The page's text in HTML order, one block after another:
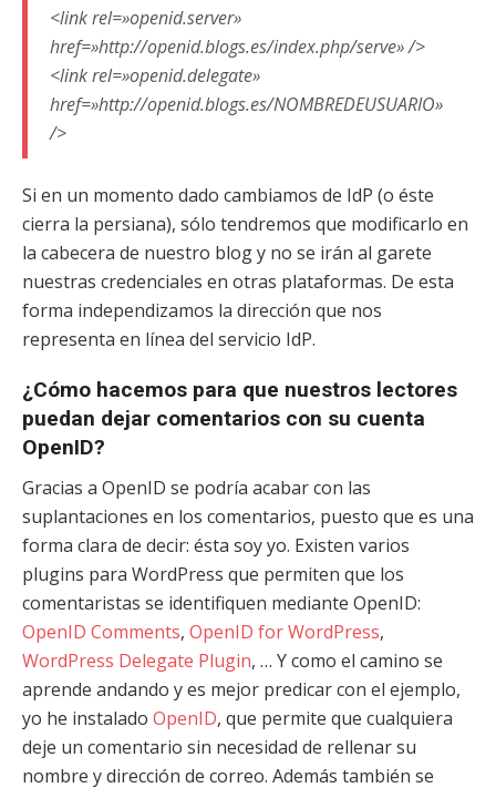
<link rel=»openid.server»
href=»http://openid.blogs.es/index.php/serve» />
<link rel=»openid.delegate»
href=»http://openid.blogs.es/NOMBREDEUSUARIO»
/>
Si en un momento dado cambiamos de IdP (o éste
cierra la persiana), sólo tendremos que modificarlo en
la cabecera de nuestro blog y no se irán al garete
nuestras credenciales en otras plataformas. De esta
forma independizamos la dirección que nos
representa en línea del servicio IdP.
¿Cómo hacemos para que nuestros lectores
puedan dejar comentarios con su cuenta
OpenID?
Gracias a OpenID se podría acabar con las
suplantaciones en los comentarios, puesto que es una
forma clara de decir: ésta soy yo. Existen varios
plugins para WordPress que permiten que los
comentaristas se identifiquen mediante OpenID:
OpenID Comments, OpenID for WordPress,
WordPress Delegate Plugin, … Y como el camino se
aprende andando y es mejor predicar con el ejemplo,
yo he instalado OpenID, que permite que cualquiera
deje un comentario sin necesidad de rellenar su
nombre y dirección de correo. Además también se